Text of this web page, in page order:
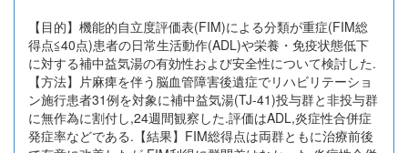
【目的】機能的自立度評価表(FIM)による分類が重症(FIM総
得点≦40点)患者の日常生活動作(ADL)や栄養・免疫状態低下
に対する補中益気湯の有効性および安全性について検討した.
【方法】片麻痺を伴う脳血管障害後遺症でリハビリテーショ
ン施行患者31例を対象に補中益気湯(TJ-41)投与群と非投与群
に無作為に割付し,24週間観察した.評価はADL,炎症性合併症
発症率などである.【結果】FIM総得点は両群ともに治療前後